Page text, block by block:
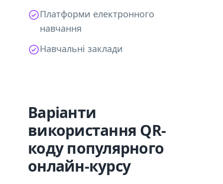
Платформи електронного
навчання
Навчальні заклади
Варіанти
використання QR-
коду популярного
онлайн-курсу